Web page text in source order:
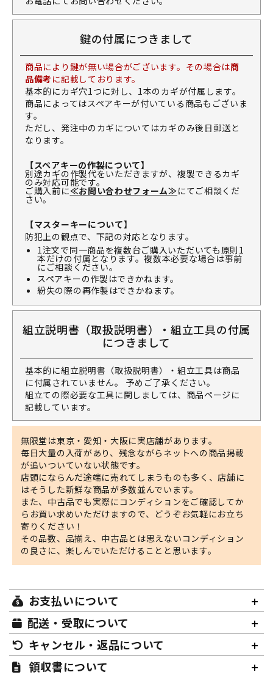
鍵の付属につきまして
商品により鍵が無い場合がございます。その場合は商
品備考 に記載しております。
基本的にカギ穴1つに対し、1本のカギが付属します。
商品によってはスペアキーが付いている商品もございま
す。
ただし、発注中のカギについてはカギのみ後日郵送と
なります。
【スペアキーの作製について】
別途カギの作製代をいただきますが、複製できるカギ
のみ対応可能です。
ご購入前に≪お問い合わせフォーム≫にてご相談くだ
さい。
【マスターキーについて】
防犯上の観点で、下記の対応となります。
1注文で同一商品を複数台ご購入いただいても原則1
本だけの付属となります。複数本必要な場合は事前
にご相談ください。
スペアキーの作製はできかねます。
紛失の際の再作製はできかねます。
組立説明書（取扱説明書）・組立工具の付属
につきまして
基本的に組立説明書（取扱説明書）・組立工具は商品
に付属されていません。 予めご了承ください。
組立ての際必要な工具に関しましては、商品ページに
記載しています。
無限堂は東京・愛知・大阪に実店舗があります。
毎日大量の入荷があり、残念ながらネットへの商品掲載
が追いついていない状態です。
店頭にならんだ途端に売れてしまうものも多く、店舗に
はそうした新鮮な商品が多数並んでいます。
また、中古品でも実際にコンディションをご確認してか
らお買い求めいただけますので、どうぞお気軽にお立ち
寄りください！
その品数、品揃え、中古品とは思えないコンディション
の良さに、楽しんでいただけることと思います。
お支払いについて
配送・受取について
キャンセル・返品について
領収書について